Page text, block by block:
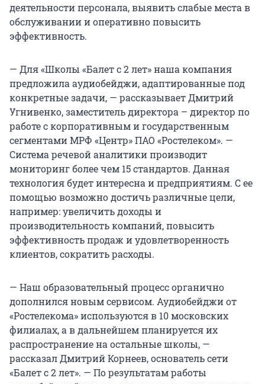
деятельности персонала, выявить слабые места в
обслуживании и оперативно повысить
эффективность.
— Для «Школы «Балет с 2 лет» наша компания
предложила аудиобейджи, адаптированные под
конкретные задачи, — рассказывает Дмитрий
Угнивенко, заместитель директора – директор по
работе с корпоративным и государственным
сегментами МРФ «Центр» ПАО «Ростелеком». —
Система речевой аналитики производит
мониторинг более чем 15 стандартов. Данная
технология будет интересна и предприятиям. С ее
помощью возможно достичь различные цели,
например: увеличить доходы и
производительность компаний, повысить
эффективность продаж и удовлетворенность
клиентов, сократить расходы.
— Наш образовательный процесс органично
дополнился новым сервисом. Аудиобейджи от
«Ростелекома» используются в 10 московских
филиалах, а в дальнейшем планируется их
распространение на остальные школы, —
рассказал Дмитрий Корнеев, основатель сети
«Балет с 2 лет». — По результатам работы